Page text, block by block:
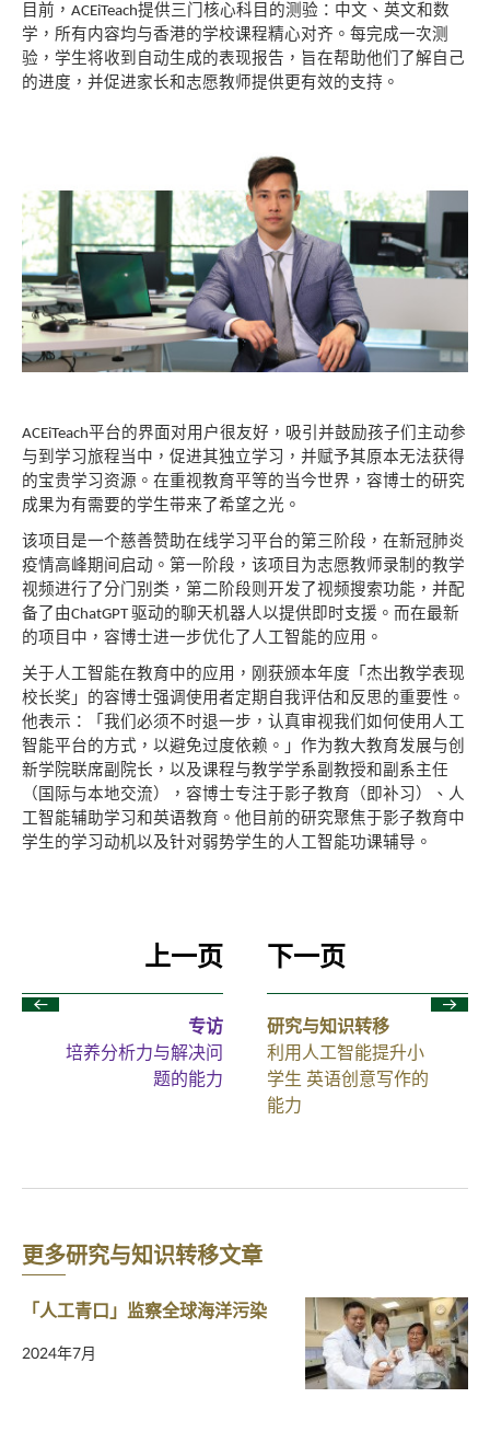
目前， ACEiTeach提供三门核心科目的测验：中文、 英文和数
学，所有内容均与香港的学校课程精心对齐。每完成一次测
验，学生将收到自动生成的表现报告，旨在帮助他们了解自己
的进度，并促进家长和志愿教师提供更有效的支持。
ACEiTeach平台的界面对用户很友好，吸引并鼓励孩子们主动参
与到学习旅程当中，促进其独立学习，并赋予其原本无法获得
的宝贵学习资源。在重视教育平等的当今世界，容博士的研究
成果为有需要的学生带来了希望之光。
该项目是一个慈善赞助在线学习平台的第三阶段， 在新冠肺炎
疫情高峰期间启动。第一阶段，该项目 为志愿教师录制的教学
视频进行了分门别类，第二阶段则开发了视频搜索功能，并配
备了由ChatGPT驱动的聊天机器人以提供即时支援。而在最新
的项目中，容博士进一步优化了人工智能的应用。
关于人工智能在教育中的应用，刚获颁本年度「杰出教学表现
校长奖」的容博士强调使用者定期自我评估和反思的重要性。
他表示：「我们必须不时退一步， 认真审视我们如何使用人工
智能平台的方式，以避免过度依赖。」作为教大教育发展与创
新学院联席副 院长，以及课程与教学学系副教授和副系主任
（国际与本地交流），容博士专注于影子教育（即补习）、人
工智能辅助学习和英语教育。他目前的研究聚焦于影子教育中
学生的学习动机以及针对弱势学生的人工智能功课辅导 。
上一页
专访
培养分析力与解决问
题的能力
下一页
研究与知识转移
利用人工智能提升小
学生 英语创意写作的
能力
更多研究与知识转移文章
「人工青口」监察全球海洋污染
2024年7月